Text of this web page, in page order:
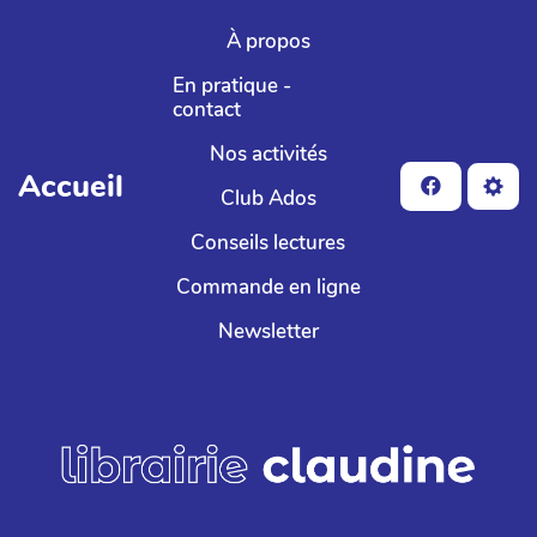
Aller au contenu principal
Accueil
À propos
En pratique -
contact
Nos activités
Club Ados
Conseils lectures
Commande en ligne
Newsletter